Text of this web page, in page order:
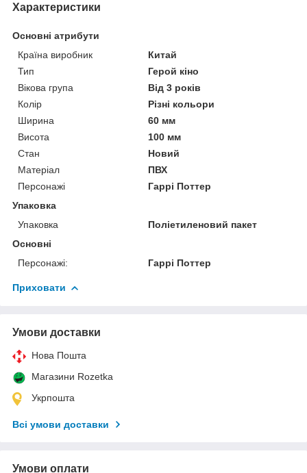
Характеристики
Основні атрибути
Країна виробник
Китай
Тип
Герой кіно
Вікова група
Від 3 років
Колір
Різні кольори
Ширина
60 мм
Висота
100 мм
Стан
Новий
Матеріал
ПВХ
Персонажі
Гаррі Поттер
Упаковка
Упаковка
Поліетиленовий пакет
Основні
Персонажі:
Гаррі Поттер
Приховати
Умови доставки
Нова Пошта
Магазини Rozetka
Укрпошта
Всі умови доставки
Умови оплати